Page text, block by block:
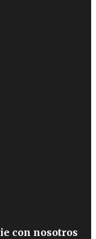
con nosotros